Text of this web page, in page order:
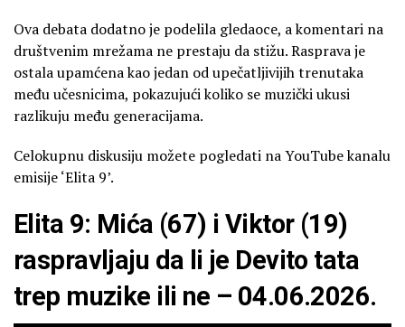
Ova debata dodatno je podelila gledaoce, a komentari na
društvenim mrežama ne prestaju da stižu. Rasprava je
ostala upamćena kao jedan od upečatljivijih trenutaka
među učesnicima, pokazujući koliko se muzički ukusi
razlikuju među generacijama.
Celokupnu diskusiju možete pogledati na YouTube kanalu
emisije ‘Elita 9’.
Elita 9: Mića (67) i Viktor (19)
raspravljaju da li je Devito tata
trep muzike ili ne – 04.06.2026.